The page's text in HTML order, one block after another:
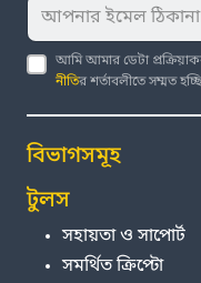
আমি আমার ডেটা
নীতির শর্তাবলীতে সম্মত
বিভাগসমূহ
টুলস
সহায়তা ও সাপোর্ট
সমর্থিত ক্রিপ্টো